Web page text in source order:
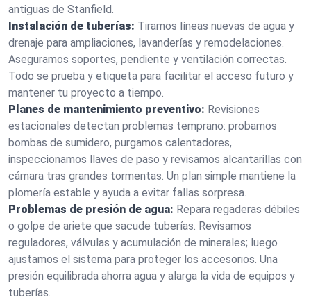
antiguas de Stanfield.
Instalación de tuberías: Tiramos líneas nuevas de agua y
drenaje para ampliaciones, lavanderías y remodelaciones.
Aseguramos soportes, pendiente y ventilación correctas.
Todo se prueba y etiqueta para facilitar el acceso futuro y
mantener tu proyecto a tiempo.
Planes de mantenimiento preventivo: Revisiones
estacionales detectan problemas temprano: probamos
bombas de sumidero, purgamos calentadores,
inspeccionamos llaves de paso y revisamos alcantarillas con
cámara tras grandes tormentas. Un plan simple mantiene la
plomería estable y ayuda a evitar fallas sorpresa.
Problemas de presión de agua: Repara regaderas débiles
o golpe de ariete que sacude tuberías. Revisamos
reguladores, válvulas y acumulación de minerales; luego
ajustamos el sistema para proteger los accesorios. Una
presión equilibrada ahorra agua y alarga la vida de equipos y
tuberías.